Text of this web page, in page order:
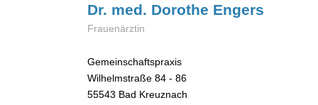
Dr. med. Dorothe Engers
Frauenärztin
Gemeinschaftspraxis
Wilhelmstraße 84 - 86
55543 Bad Kreuznach